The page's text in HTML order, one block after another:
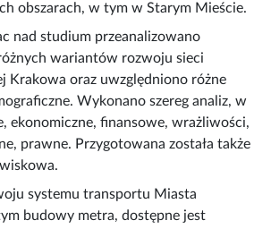
obszarach, w tym w Starym Mieście.
nad studium przeanalizowano
wariantów rozwoju sieci
Krakowa oraz uwzględniono różne
Wykonano szereg analiz, w
ekonomiczne, finansowe, wrażliwości,
prawne. Przygotowana została także
systemu transportu Miasta
budowy metra, dostępne jest